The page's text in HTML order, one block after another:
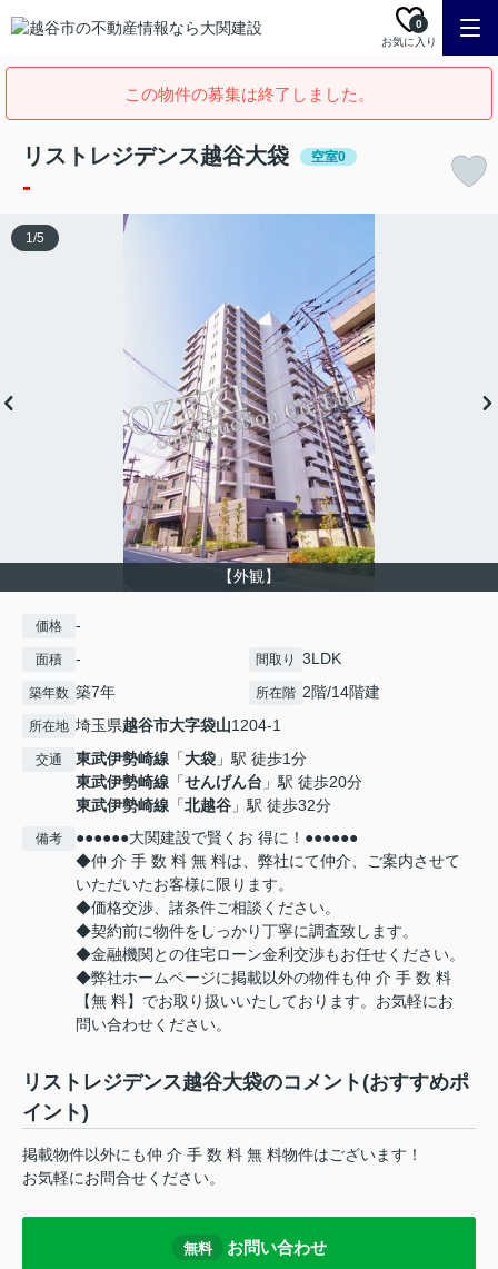
お気に入り
0
この物件の募集は終了しました。
リストレジデンス越谷大袋 空室0
-
【外観】
1/5
価格 -
面積 - 間取り 3LDK
築年数 築7年 所在階 2階/14階建
所在地 埼玉県越谷市大字袋山1204-1
交通 東武伊勢崎線 「大袋 」駅 徒歩1分
東武伊勢崎線 「せんげん台 」駅 徒歩20分
東武伊勢崎線 「北越谷 」駅 徒歩32分
備考
●●●●●●大関建設で賢くお 得に！●●●●●●
◆仲 介 手 数 料 無 料は、弊社にて仲介、ご案内させて
いただいたお客様に限ります。
◆価格交渉、諸条件ご相談ください。
◆契約前に物件をしっかり丁寧に調査致します。
◆金融機関との住宅ローン金利交渉もお任せください。
◆弊社ホームページに掲載以外の物件も仲 介 手 数 料
【無 料】でお取り扱いいたしております。お気軽にお
問い合わせください。
リストレジデンス越谷大袋のコメント(おすすめポ
イント)
掲載物件以外にも仲 介 手 数 料 無 料物件はございます！
お気軽にお問合せください。
無料 お問い合わせ